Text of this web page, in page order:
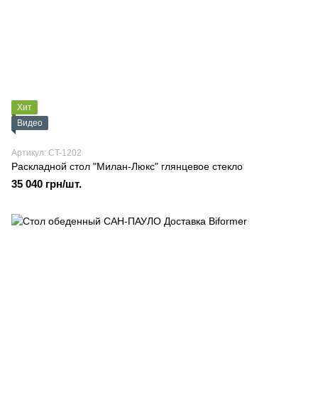
Хит
Видео
Артикул: CT-1202
Раскладной стол "Милан-Люкс" глянцевое стекло
35 040 грн/шт.